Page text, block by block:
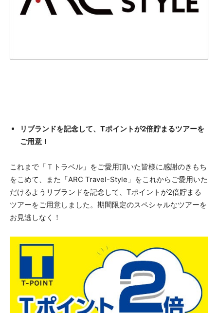
リブランドを記念して、Tポイントが2倍貯まるツアーを
ご用意！
これまで「Ｔトラベル」をご愛用頂いた皆様に感謝のきもち
をこめて、また「ARC Travel-Style」をこれからご愛用いた
だけるようリブランドを記念して、Tポイントが2倍貯まる
ツアーをご用意しました。期間限定のスペシャルなツアーを
お見逃しなく！